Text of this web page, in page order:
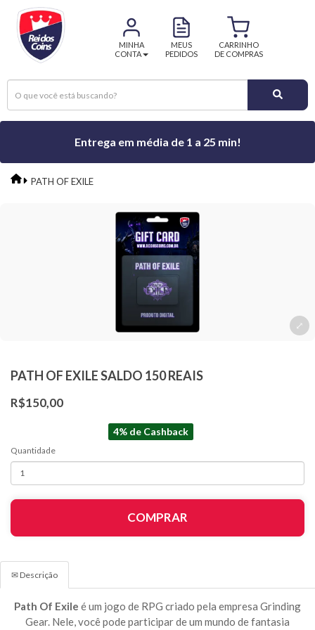
MINHA
CONTA
MEUS
PEDIDOS
CARRINHO
DE COMPRAS
Entrega em média de 1 a 25 min!
PATH OF EXILE
PATH OF EXILE SALDO 150 REAIS
R$150,00
4% de Cashback
Quantidade
COMPRAR
✉ Descrição
Path Of Exile é um jogo de RPG criado pela empresa Grinding
Gear. Nele, você pode participar de um mundo de fantasia